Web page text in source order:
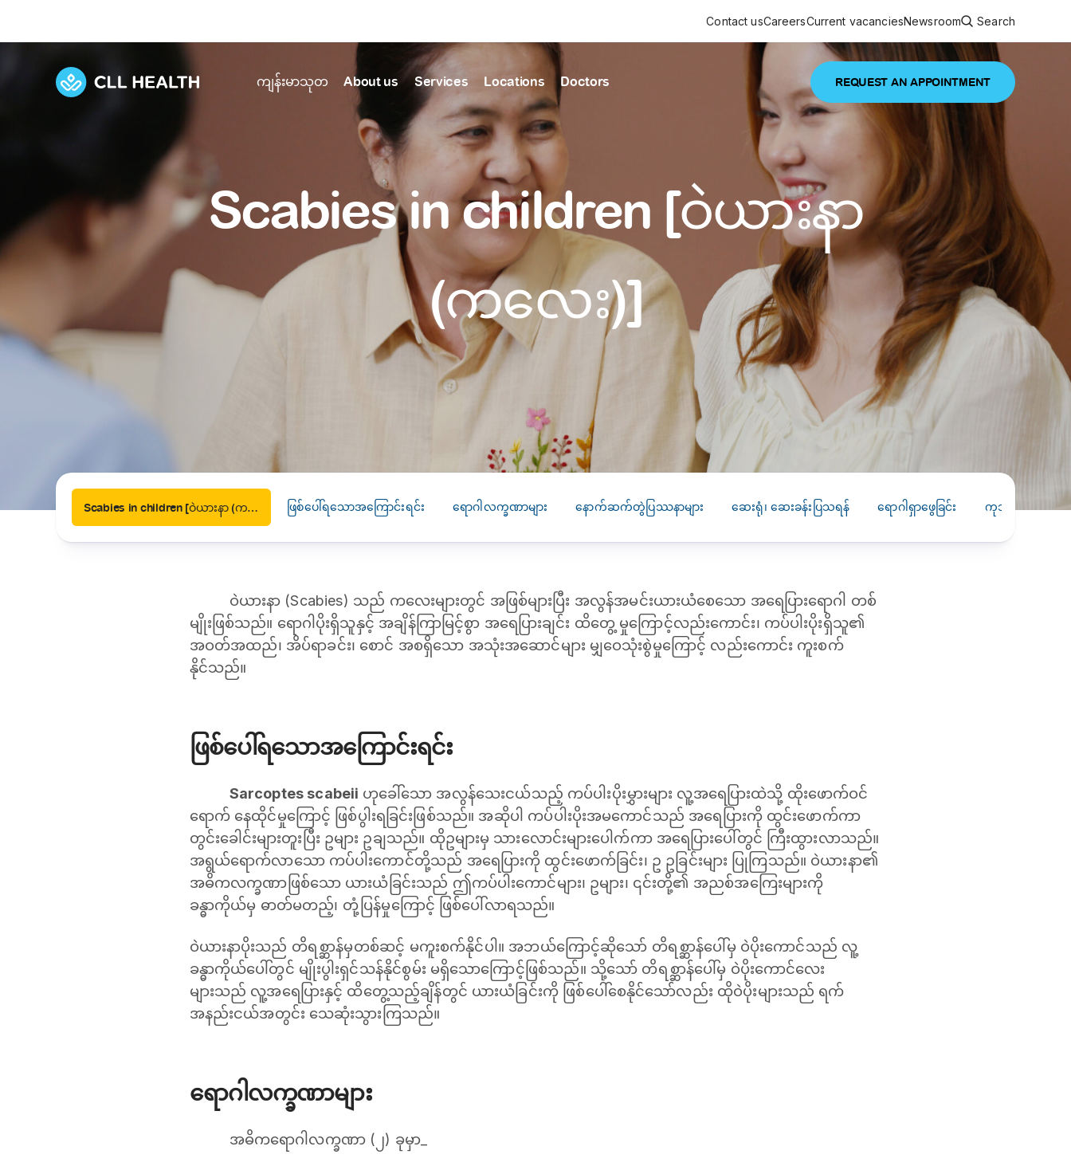
ကျန်းမာသုတ
View all health articles
Emergencies
Diseases and Conditions
Symptoms
Tests and Procedures
Drugs and Supplements
Find Health articles by first letter
A C D E F H
L
M O P R T U
V
W
X Y Z #
Or search by keyword
ALL ARTICLES
SEARCH
Featured article
DISEASES AND CONDITIONS
22 APR 2026
Melioidosis (မယ်လီယွိုက်ဒိုး
လီယွိုက်ဒိုးဆစ် ပြင်းထန်
About us
About us
Discover our commitment to transforming healthcare
Our history
Careers
News & Announcements
PRESS RELEASE
16 JAN 2026
CLL HEALTH
Strengthens
Myanmar Through
Phyu Laboratory and
Yangon, Myanmar, 8
January 2026 — CLL
HEALTH is pleased to
PRESS RELEASE
29 AUG 2024
CLL HEALTH unveils
Shin Saw Pu Clinic in
Yangon, advancing
primary care
services
HEALTH is delighted to
announce the...
Services
Explore Services
Comprehensive care for your health and well-being
Primary care Developmental screening
Immunisation
Digestive care Fertility care
Our featured services
Trusted care for every stage of life
Primary care
Comprehensive and continuing health care from prenatal
to elderly stages, coordinating with specialists as
needed
Locations
Our Facilities
Comprehensive care for your health and well-being
Our polyclinics
Quality primary and specialty care near you
Our clinics
Diagnostics and treatment in one place
Dedicated to providing comprehensive interdisciplinary
healthcare services
Shin Saw Pu Clinic
A Top-Tier Primary Care Facility Inaugurated in Yangon for
Local and Expatriate Families
Doctors REQUEST AN APPOINTMENT
Contact usCareersCurrent vacanciesNewsroom Search
Scabies in children [ဝဲယားနာ
(ကလေး)]
Scabies in children [ဝဲယားနာ (ကလေး)] ဖြစ်ပေါ်ရသောအကြောင်းရင်း ရောဂါလက္ခဏာများ နောက်ဆက်တွဲပြဿနာများ ဆေးရုံ၊ ဆေးခန်းပြသရန် ရောဂါရှာဖွေခြင်း ကုသခြင်း
ဝဲယားနာ (Scabies) သည် ကလေးများတွင် အဖြစ်များပြီး အလွန်အမင်းယားယံစေသော အရေပြားရောဂါ တစ်
မျိုးဖြစ်သည်။ ရောဂါပိုးရှိသူနှင့် အချိန်ကြာမြင့်စွာ အရေပြားချင်း ထိတွေ့ မှုကြောင့်လည်းကောင်း၊ ကပ်ပါးပိုးရှိသူ၏
အဝတ်အထည်၊ အိပ်ရာခင်း၊ စောင် အစရှိသော အသုံးအဆောင်များ မျှဝေသုံးစွဲမှုကြောင့် လည်းကောင်း ကူးစက်
နိုင်သည်။
ဖြစ်ပေါ်ရသောအကြောင်းရင်း
Sarcoptes scabeii ဟုခေါ်သော အလွန်သေးငယ်သည့် ကပ်ပါးပိုးမွှားများ လူ့အရေပြားထဲသို့ ထိုးဖောက်ဝင်
ရောက် နေထိုင်မှုကြောင့် ဖြစ်ပွါးရခြင်းဖြစ်သည်။ အဆိုပါ ကပ်ပါးပိုးအမကောင်သည် အရေပြားကို ထွင်းဖောက်ကာ
တွင်းခေါင်းများတူးပြီး ဥများ ဥချသည်။ ထိုဥများမှ သားလောင်းများပေါက်ကာ အရေပြားပေါ်တွင် ကြီးထွားလာသည်။
အရွယ်ရောက်လာသော ကပ်ပါးကောင်တို့သည် အရေပြားကို ထွင်းဖောက်ခြင်း၊ ဥ ဥခြင်းများ ပြုကြသည်။ ဝဲယားနာ၏
အဓိကလက္ခဏာဖြစ်သော ယားယံခြင်းသည် ဤကပ်ပါးကောင်များ၊ ဥများ၊ ၎င်းတို့၏ အညစ်အကြေးများကို
ခန္ဓာကိုယ်မှ ဓာတ်မတည့်၊ တုံ့ပြန်မှုကြောင့် ဖြစ်ပေါ်လာရသည်။
ဝဲယားနာပိုးသည် တိရစ္ဆာန်မှတစ်ဆင့် မကူးစက်နိုင်ပါ။ အဘယ်ကြောင့်ဆိုသော် တိရစ္ဆာန်ပေါ်မှ ဝဲပိုးကောင်သည် လူ့
ခန္ဓာကိုယ်ပေါ်တွင် မျိုးပွါးရှင်သန်နိုင်စွမ်း မရှိသောကြောင့်ဖြစ်သည်။ သို့သော် တိရစ္ဆာန်ပေါ်မှ ဝဲပိုးကောင်လေး
များသည် လူ့အရေပြားနှင့် ထိတွေ့သည့်ချိန်တွင် ယားယံခြင်းကို ဖြစ်ပေါ်စေနိုင်သော်လည်း ထိုဝဲပိုးများသည် ရက်
အနည်းငယ်အတွင်း သေဆုံးသွားကြသည်။
ရောဂါလက္ခဏာများ
အဓိကရောဂါလက္ခဏာ (၂) ခုမှာ_